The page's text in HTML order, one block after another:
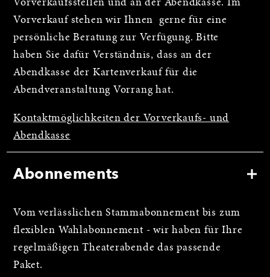
Vorverkaufsstellen und an der Abendkasse. Im
Vorverkauf stehen wir Ihnen gerne für eine
persönliche Beratung zur Verfügung. Bitte
haben Sie dafür Verständnis, dass an der
Abendkasse der Kartenverkauf für die
Abendveranstaltung Vorrang hat.
Kontaktmöglichkeiten der Vorverkaufs- und
Abendkasse
Abonnements
Vom verlässlichen Stammabonnement bis zum
flexiblen Wahlabonnement - wir haben für Ihre
regelmäßigen Theaterabende das passende
Paket.